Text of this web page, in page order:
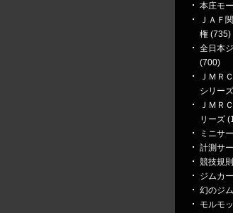
本庄モ
ＪＡＦ
権 (735)
全日本
(700)
ＪＭＲ
シリー
ＪＭＲ
リーズ
ミニサ
計測サ
競技規
ジムカ
幻のジ
モルモ